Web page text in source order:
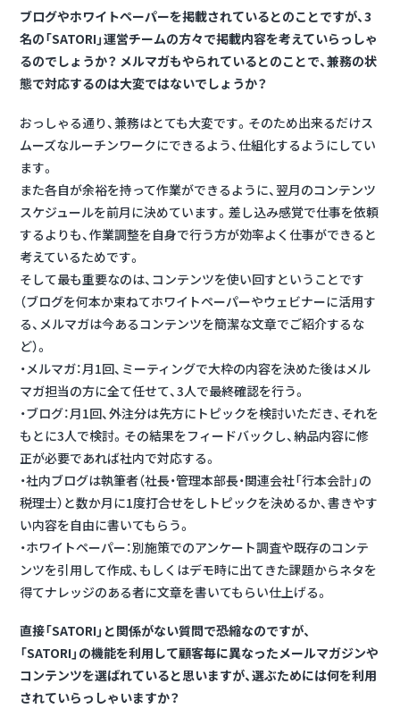
ブログやホワイトペーパーを掲載されているとのことですが、3
名の「SATORI」運営チームの方々で掲載内容を考えていらっしゃ
るのでしょうか？ メルマガもやられているとのことで、兼務の状
態で対応するのは大変ではないでしょうか？
おっしゃる通り、兼務はとても大変です。そのため出来るだけス
ムーズなルーチンワークにできるよう、仕組化するようにしてい
ます。
また各自が余裕を持って作業ができるように、翌月のコンテンツ
スケジュールを前月に決めています。差し込み感覚で仕事を依頼
するよりも、作業調整を自身で行う方が効率よく仕事ができると
考えているためです。
そして最も重要なのは、コンテンツを使い回すということです
（ブログを何本か束ねてホワイトペーパーやウェビナーに活用す
る、メルマガは今あるコンテンツを簡潔な文章でご紹介するな
ど）。
・メルマガ：月1回、ミーティングで大枠の内容を決めた後はメル
マガ担当の方に全て任せて、3人で最終確認を行う。
・ブログ：月1回、外注分は先方にトピックを検討いただき、それを
もとに3人で検討。その結果をフィードバックし、納品内容に修
正が必要であれば社内で対応する。
・社内ブログは執筆者（社長・管理本部長・関連会社「行本会計」の
税理士）と数か月に1度打合せをしトピックを決めるか、書きやす
い内容を自由に書いてもらう。
・ホワイトペーパー：別施策でのアンケート調査や既存のコンテ
ンツを引用して作成、もしくはデモ時に出てきた課題からネタを
得てナレッジのある者に文章を書いてもらい仕上げる。
直接「SATORI」と関係がない質問で恐縮なのですが、
「SATORI」の機能を利用して顧客毎に異なったメールマガジンや
コンテンツを選ばれていると思いますが、選ぶためには何を利用
されていらっしゃいますか？